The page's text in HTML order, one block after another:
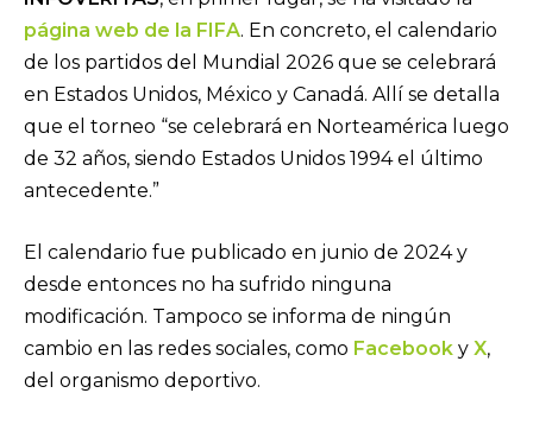
página web de la FIFA. En concreto, el calendario
de los partidos del Mundial 2026 que se celebrará
en Estados Unidos, México y Canadá. Allí se detalla
que el torneo “se celebrará en Norteamérica luego
de 32 años, siendo Estados Unidos 1994 el último
antecedente.”
El calendario fue publicado en junio de 2024 y
desde entonces no ha sufrido ninguna
modificación. Tampoco se informa de ningún
cambio en las redes sociales, como Facebook y X,
del organismo deportivo.